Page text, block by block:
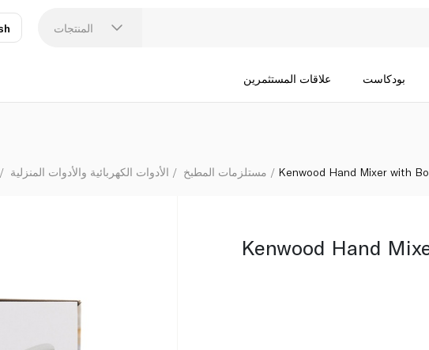
المنتجات
بودكاست علاقات المستثمرين
الأدوات الكهربائية والأدوات المنزلية مستلزمات المطبخ Kenwood Hand Mixer with
Kenwood Hand